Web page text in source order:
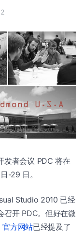
发者会议 PDC 将在
-29 日。
Studio 2010 已经
召开 PDC。但好在微
官方网站已经提及了